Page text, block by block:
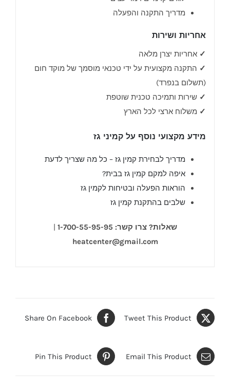
מדריך התקנה והפעלה
אחריות ושירות
✓ אחריות יצרן מלאה
✓ התקנה מקצועית על ידי טכנאי מוסמך של מוקד חום
(תשלום בנפרד)
✓ שירות ותמיכה טכנית שוטפת
✓ משלוח ארצי לכל הארץ
מידע מקצועי נוסף על קמיני גז
מדריך לבחירת קמין גז – כל מה שצריך לדעת
איפה למקם קמין גז בבית?
הוראות הפעלה ובטיחות לקמין גז
שלבים בהתקנת קמין גז
שאלות? צרו קשר: 1-700-55-95-95
|
heatcenter@gmail.com
Share On Facebook Tweet This Product
Pin This Product Email This Product